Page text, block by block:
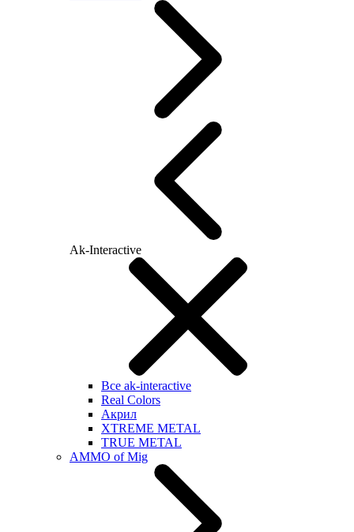
Ak-Interactive
Все ak-interactive
Real Colors
Акрил
XTREME METAL
TRUE METAL
AMMO of Mig